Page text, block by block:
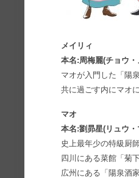
メイリィ
本名:周梅麗(チョウ
マオが入門した「陽
共に過ごす内にマオ
マオ
本名:劉昴星(リュウ
史上最年少の特級厨師
四川にある菜館「菊
広州にある「陽泉酒